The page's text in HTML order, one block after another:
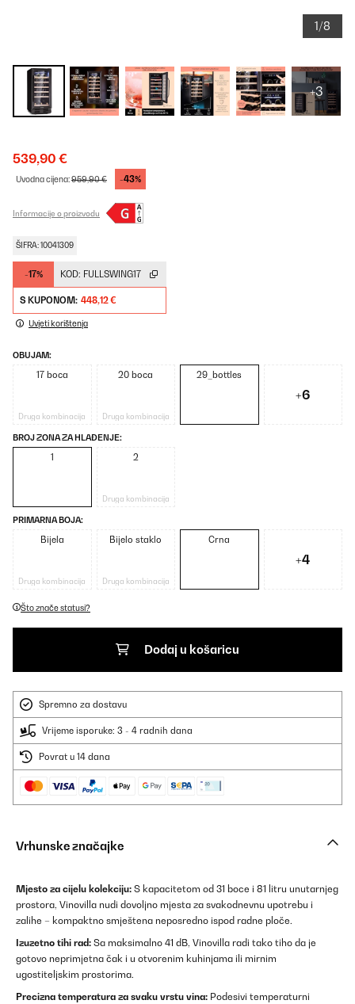
1/8
+3
539,90 €
Uvodna cijena:959,90 € -43%
Informacije o proizvodu
ŠIFRA: 10041309
-17% KOD: FULLSWING17
S KUPONOM: 448,12 €
Uvjeti korištenja
OBUJAM:
17 boca
Druga kombinacija
20 boca
Druga kombinacija
29_bottles
+6
BROJ ZONA ZA HLAĐENJE:
1 2
Druga kombinacija
PRIMARNA BOJA:
Bijela
Druga kombinacija
Bijelo staklo
Druga kombinacija
Crna
+4
Što znače statusi?
Dodaj u košaricu
Spremno za dostavu
Vrijeme isporuke: 3 - 4 radnih dana
Povrat u 14 dana
Vrhunske značajke
Mjesto za cijelu kolekciju: S kapacitetom od 31 boce i 81 litru unutarnjeg
prostora, Vinovilla nudi dovoljno mjesta za svakodnevnu upotrebu i
zalihe – kompaktno smještena neposredno ispod radne ploče.
Izuzetno tihi rad: Sa maksimalno 41 dB, Vinovilla radi tako tiho da je
gotovo neprimjetna čak i u otvorenim kuhinjama ili mirnim
ugostiteljskim prostorima.
Precizna temperatura za svaku vrstu vina: Podesivi temperaturni